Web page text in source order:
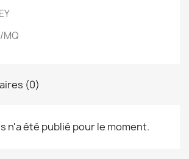
MQ
(0)
n'a été publié pour le moment.